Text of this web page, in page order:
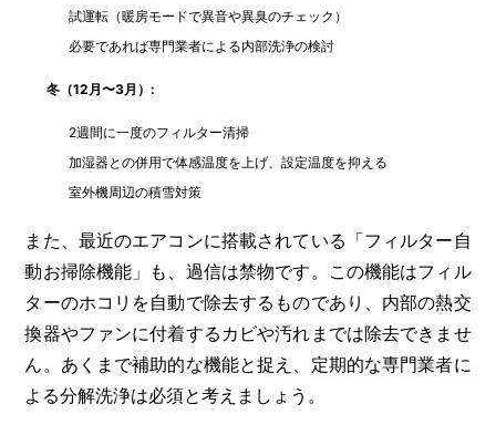
試運転（暖房モードで異音や異臭のチェック）
必要であれば専門業者による内部洗浄の検討
冬（12月〜3月）:
2週間に一度のフィルター清掃
加湿器との併用で体感温度を上げ、設定温度を抑える
室外機周辺の積雪対策
また、最近のエアコンに搭載されている「フィルター自
動お掃除機能」も、過信は禁物です。この機能はフィル
ターのホコリを自動で除去するものであり、内部の熱交
換器やファンに付着するカビや汚れまでは除去できませ
ん。あくまで補助的な機能と捉え、定期的な専門業者に
よる分解洗浄は必須と考えましょう。